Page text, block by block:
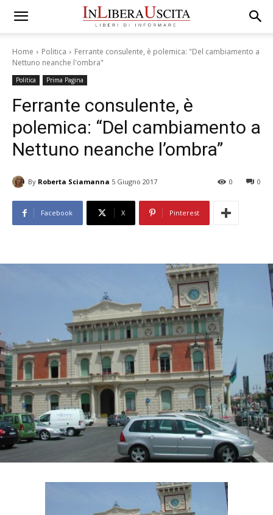
Home Politica
Ferrante consulente, è polemica: "Del cambiamento a
Nettuno neanche l'ombra"
Politica Prima Pagina
Ferrante consulente, è
polemica: “Del cambiamento a
Nettuno neanche l’ombra”
By Roberta Sciamanna 5 Giugno 2017 0
0
Facebook X Pinterest